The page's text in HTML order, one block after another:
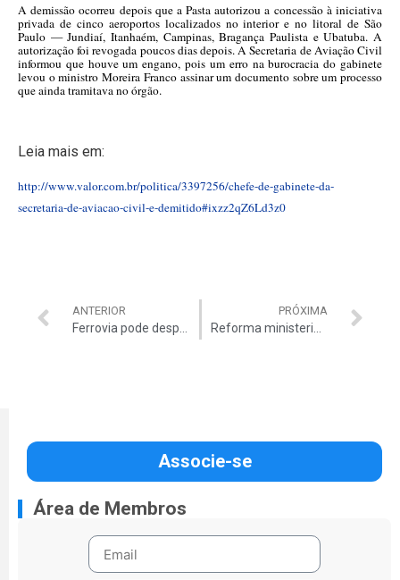
A demissão ocorreu depois que a Pasta autorizou a concessão à iniciativa
privada de cinco aeroportos localizados no interior e no litoral de São
Paulo — Jundiaí, Itanhaém, Campinas, Bragança Paulista e Ubatuba. A
autorização foi revogada poucos dias depois. A Secretaria de Aviação Civil
informou que houve um engano, pois um erro na burocracia do gabinete
levou o ministro Moreira Franco assinar um documento sobre um processo
que ainda tramitava no órgão.
Leia mais em:
http://www.valor.com.br/politica/3397256/chefe-de-gabinete-da-
secretaria-de-aviacao-civil-e-demitido#ixzz2qZ6Ld3z0
ANTERIOR PRÓXIMA
Associe-se
Área de Membros